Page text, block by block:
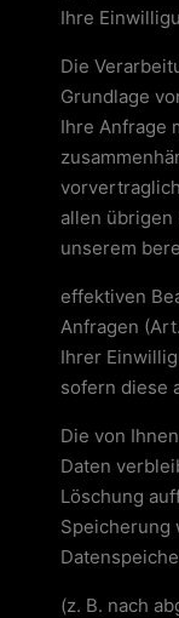
Ihre
Die
Grundlage
Ihre Anfrage
allen übrigen
unserem
effektiven
Anfragen
Ihrer
sofern diese
Die von
Daten
Löschung
Speicherung
(z. B. nach